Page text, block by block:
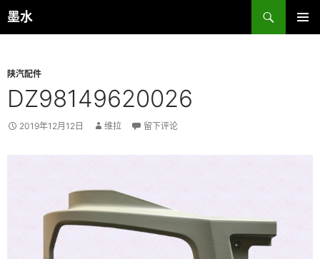
跳
至
墨水
搜
索
陕汽配件
DZ98149620026
2019年12月12日 维拉 留下评论